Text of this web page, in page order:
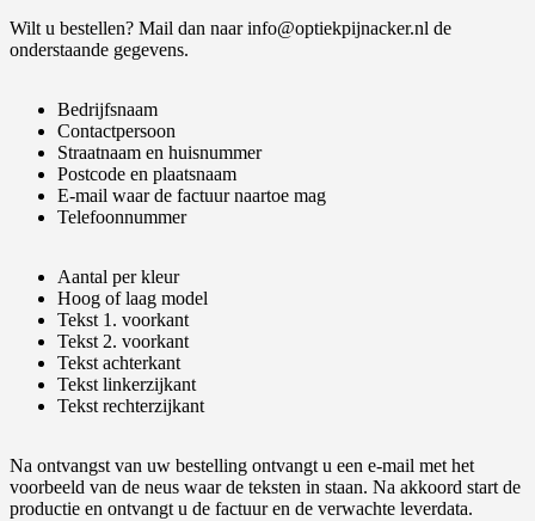
Wilt u bestellen? Mail dan naar info@optiekpijnacker.nl de
onderstaande gegevens.
Bedrijfsnaam
Contactpersoon
Straatnaam en huisnummer
Postcode en plaatsnaam
E-mail waar de factuur naartoe mag
Telefoonnummer
Aantal per kleur
Hoog of laag model
Tekst 1. voorkant
Tekst 2. voorkant
Tekst achterkant
Tekst linkerzijkant
Tekst rechterzijkant
Na ontvangst van uw bestelling ontvangt u een e-mail met het
voorbeeld van de neus waar de teksten in staan. Na akkoord start de
productie en ontvangt u de factuur en de verwachte leverdata.